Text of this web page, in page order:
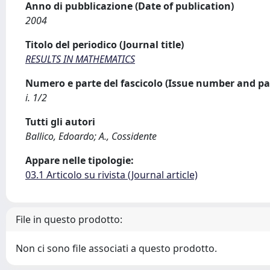
Anno di pubblicazione (Date of publication)
2004
Titolo del periodico (Journal title)
RESULTS IN MATHEMATICS
Numero e parte del fascicolo (Issue number and
i. 1/2
Tutti gli autori
Ballico, Edoardo; A., Cossidente
Appare nelle tipologie:
03.1 Articolo su rivista (Journal article)
File in questo prodotto:
Non ci sono file associati a questo prodotto.